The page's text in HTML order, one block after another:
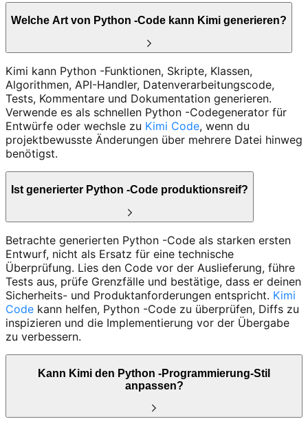
Welche Art von Python -Code kann Kimi generieren?
Kimi kann Python -Funktionen, Skripte, Klassen,
Algorithmen, API-Handler, Datenverarbeitungscode,
Tests, Kommentare und Dokumentation generieren.
Verwende es als schnellen Python -Codegenerator für
Entwürfe oder wechsle zu Kimi Code, wenn du
projektbewusste Änderungen über mehrere Datei hinweg
benötigst.
Ist generierter Python -Code produktionsreif?
Betrachte generierten Python -Code als starken ersten
Entwurf, nicht als Ersatz für eine technische
Überprüfung. Lies den Code vor der Auslieferung, führe
Tests aus, prüfe Grenzfälle und bestätige, dass er deinen
Sicherheits- und Produktanforderungen entspricht. Kimi
Code kann helfen, Python -Code zu überprüfen, Diffs zu
inspizieren und die Implementierung vor der Übergabe
zu verbessern.
Kann Kimi den Python -Programmierung-Stil
anpassen?